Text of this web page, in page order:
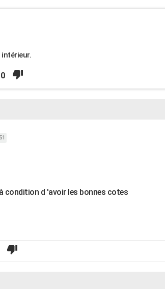
0
condition d 'avoir les bonnes cotes